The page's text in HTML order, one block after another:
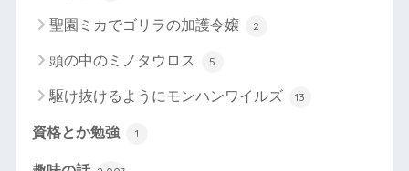
聖園ミカでゴリラの加護令嬢 2
頭の中のミノタウロス 5
駆け抜けるようにモンハンワイルズ 13
資格とか勉強 1